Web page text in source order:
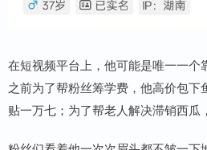
在短视频平台上，他可能是唯一一个
之前为了帮粉丝筹学费，他高价包下
贴一万七；为了帮老人解决滞销西瓜